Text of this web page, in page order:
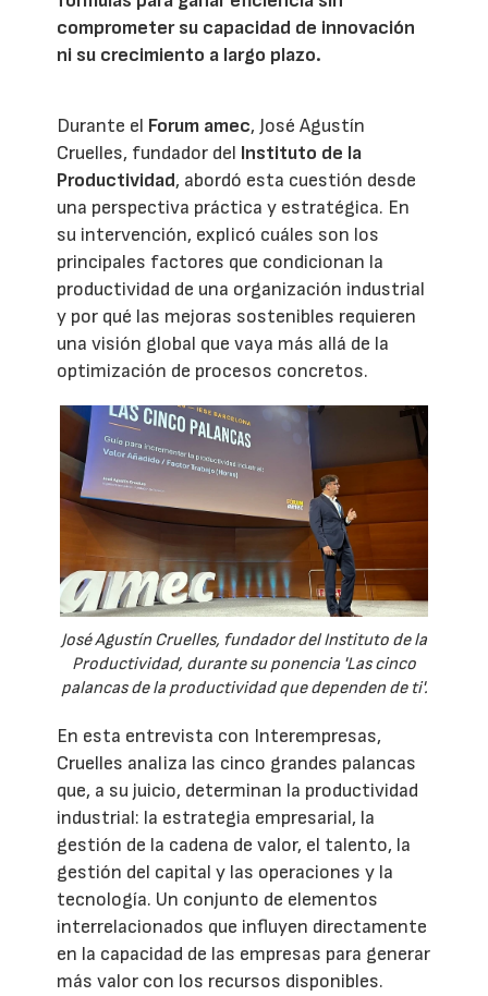
comprometer su capacidad de innovación
ni su crecimiento a largo plazo.
Durante el Forum amec, José Agustín
Cruelles, fundador del Instituto de la
Productividad, abordó esta cuestión desde
una perspectiva práctica y estratégica. En
su intervención, explicó cuáles son los
principales factores que condicionan la
productividad de una organización industrial
y por qué las mejoras sostenibles requieren
una visión global que vaya más allá de la
optimización de procesos concretos.
José Agustín Cruelles, fundador del Instituto de la
Productividad, durante su ponencia 'Las cinco
palancas de la productividad que dependen de ti'.
En esta entrevista con Interempresas,
Cruelles analiza las cinco grandes palancas
que, a su juicio, determinan la productividad
industrial: la estrategia empresarial, la
gestión de la cadena de valor, el talento, la
gestión del capital y las operaciones y la
tecnología. Un conjunto de elementos
interrelacionados que influyen directamente
en la capacidad de las empresas para generar
más valor con los recursos disponibles.